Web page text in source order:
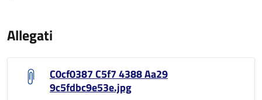
Allegati
C0cf0387 C5f7 4388 Aa29
9c5fdbc9e53e.jpg